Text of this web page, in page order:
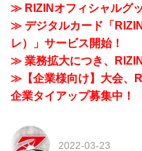
≫ RIZINオフィシャルグ
≫ デジタルカード「
レ）」サービス開始！
≫ 業務拡大につき、
≫【企業様向け】大会、
企業タイアップ募集中！
2022-03-23